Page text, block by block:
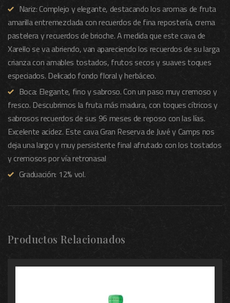
Nariz: Complejo y elegante, destacando los aromas de fruta
amarilla entremezclada con recuerdos de fina repostería, crema
pastelera y recuerdos de brioche. A medida que este cava de
Xarel·lo se va abriendo, van apareciendo los recuerdos de su larga
crianza con amables tostados, frutos secos y suaves toques
especiados. Delicado fondo floral y herbáceo.
Boca: Elegante, fino y sabroso. Con un paso muy cremoso y
fresco. Descubrimos la fruta más madura, con toques cítricos y
sabrosos recuerdos de sus 96 meses de reposo con las lías.
Excelente acidez. Este cava Gran Reserva de Juvé y Camps nos
deja una largo y muy persistente final afrutado con los tostados
y cremosos por vía retronasal
Graduación: 12% vol.
Productos Relacionados